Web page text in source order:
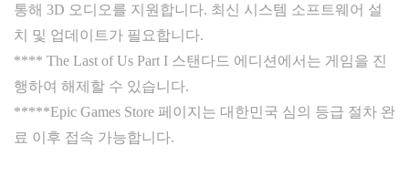
통해 3D 오디오를 지원합니다. 최신 시스템 소프트웨어 설
치 및 업데이트가 필요합니다.
**** The Last of Us Part I 스탠다드 에디션에서는 게임을 진
행하여 해제할 수 있습니다.
*****Epic Games Store 페이지는 대한민국 심의 등급 절차 완
료 이후 접속 가능합니다.